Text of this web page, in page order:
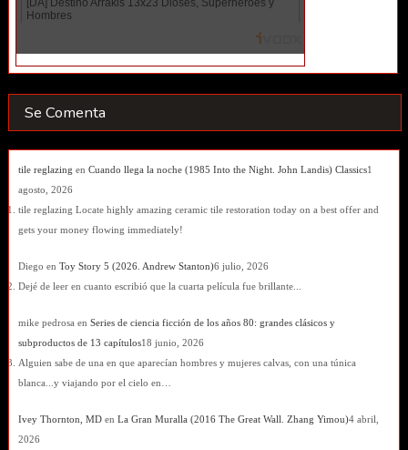
Se Comenta
tile reglazing en Cuando llega la noche (1985 Into the Night. John Landis) Classics1
agosto, 2026
tile reglazing Locate highly amazing ceramic tile restoration today on a best offer and
gets your money flowing immediately!
Diego en Toy Story 5 (2026. Andrew Stanton)6 julio, 2026
Dejé de leer en cuanto escribió que la cuarta película fue brillante...
mike pedrosa en Series de ciencia ficción de los años 80: grandes clásicos y
subproductos de 13 capítulos18 junio, 2026
Alguien sabe de una en que aparecían hombres y mujeres calvas, con una túnica
blanca...y viajando por el cielo en…
Ivey Thornton, MDen La Gran Muralla (2016 The Great Wall. Zhang Yimou)4 abril,
2026